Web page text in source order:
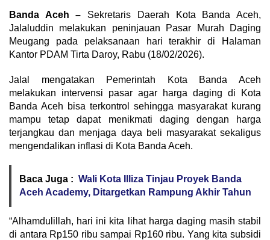
Banda Aceh – Sekretaris Daerah Kota Banda Aceh,
Jalaluddin melakukan peninjauan Pasar Murah Daging
Meugang pada pelaksanaan hari terakhir di Halaman
Kantor PDAM Tirta Daroy, Rabu (18/02/2026).
Jalal mengatakan Pemerintah Kota Banda Aceh
melakukan intervensi pasar agar harga daging di Kota
Banda Aceh bisa terkontrol sehingga masyarakat kurang
mampu tetap dapat menikmati daging dengan harga
terjangkau dan menjaga daya beli masyarakat sekaligus
mengendalikan inflasi di Kota Banda Aceh.
Baca Juga : Wali Kota Illiza Tinjau Proyek Banda
Aceh Academy, Ditargetkan Rampung Akhir Tahun
“Alhamdulillah, hari ini kita lihat harga daging masih stabil
di antara Rp150 ribu sampai Rp160 ribu. Yang kita subsidi